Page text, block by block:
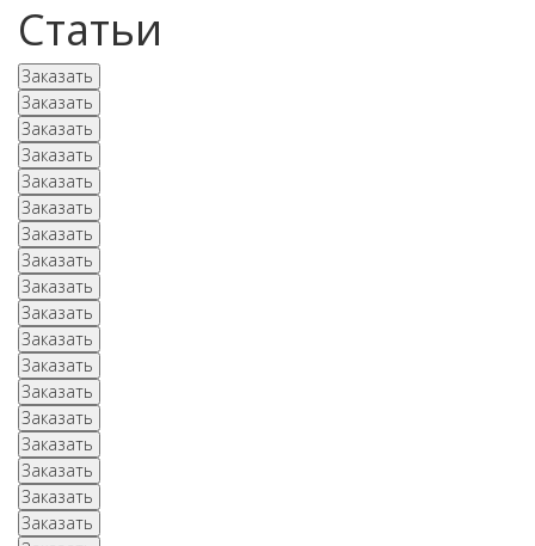
Статьи
Заказать
Заказать
Заказать
Заказать
Заказать
Заказать
Заказать
Заказать
Заказать
Заказать
Заказать
Заказать
Заказать
Заказать
Заказать
Заказать
Заказать
Заказать